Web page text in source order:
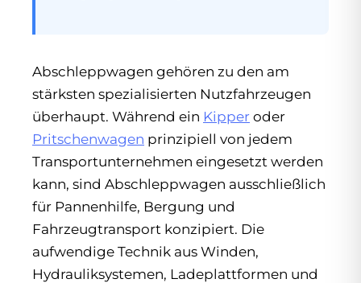
Abschleppwagen gehören zu den am
stärksten spezialisierten Nutzfahrzeugen
überhaupt. Während ein Kipper oder
Pritschenwagen prinzipiell von jedem
Transportunternehmen eingesetzt werden
kann, sind Abschleppwagen ausschließlich
für Pannenhilfe, Bergung und
Fahrzeugtransport konzipiert. Die
aufwendige Technik aus Winden,
Hydrauliksystemen, Ladeplattformen und